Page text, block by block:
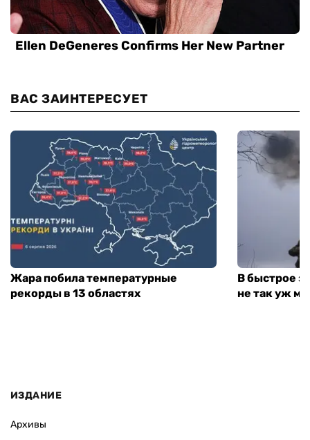
ВАС ЗАИНТЕРЕСУЕТ
Жара побила температурные
рекорды в 13 областях
В быстрое
не так уж
ИЗДАНИЕ
Архивы